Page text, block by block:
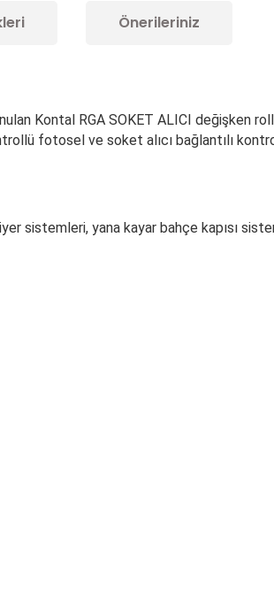
Önerileriniz
Kontal RGA SOKET ALICI değişken
fotosel ve soket alıcı bağlantılı
sistemleri, yana kayar bahçe kapısı